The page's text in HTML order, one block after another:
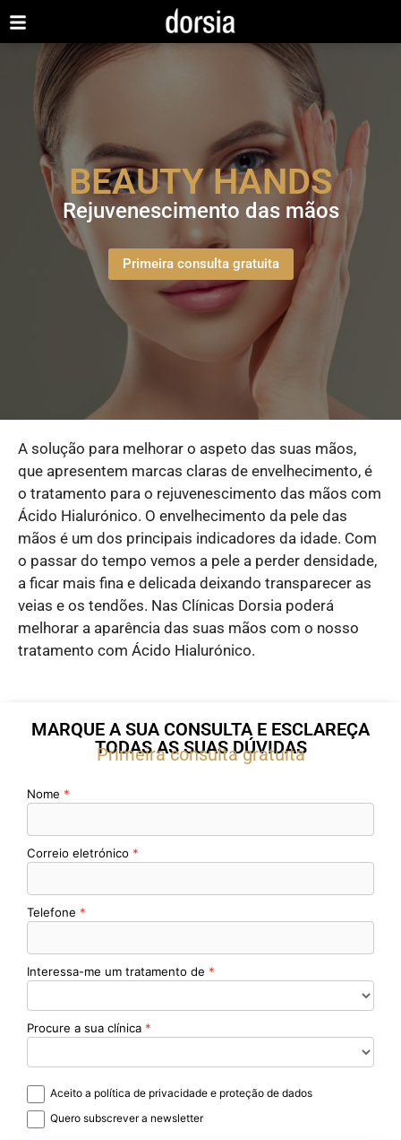
BEAUTY HANDS
Rejuvenescimento das mãos
Primeira consulta gratuita
A solução para melhorar o aspeto das suas mãos,
que apresentem marcas claras de envelhecimento, é
o tratamento para o rejuvenescimento das mãos com
Ácido Hialurónico. O envelhecimento da pele das
mãos é um dos principais indicadores da idade. Com
o passar do tempo vemos a pele a perder densidade,
a ficar mais fina e delicada deixando transparecer as
veias e os tendões. Nas Clínicas Dorsia poderá
melhorar a aparência das suas mãos com o nosso
tratamento com Ácido Hialurónico.
MARQUE A SUA CONSULTA E ESCLAREÇA
TODAS AS SUAS DÚVIDAS
Primeira consulta gratuita
Nome
Correio eletrónico
Telefone
Interessa-me um tratamento de
Procure a sua clínica
Aceito a política de privacidade e proteção de dados
Quero subscrever a newsletter